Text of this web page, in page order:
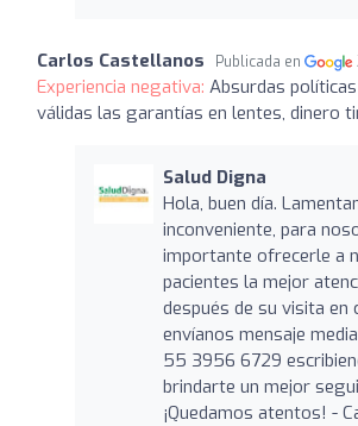
Carlos Castellanos Publicada en
Experiencia negativa: Absurdas
válidas las garantías en lentes, dinero
Salud Digna
Hola, buen día.
inconveniente, para
importante ofrecerle a
pacientes la mejor
después de su visita en
envíanos mensaje
55 3956 6729
brindarte un mejor
¡Quedamos atentos! -